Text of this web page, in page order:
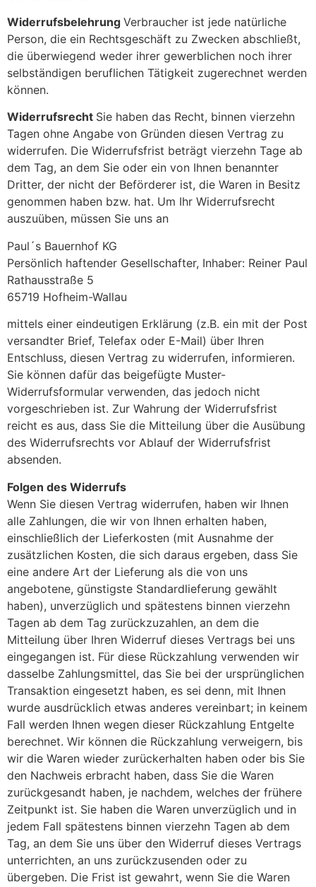
Widerrufsbelehrung Verbraucher ist jede natürliche
Person, die ein Rechtsgeschäft zu Zwecken abschließt,
die überwiegend weder ihrer gewerblichen noch ihrer
selbständigen beruflichen Tätigkeit zugerechnet werden
können.
Widerrufsrecht Sie haben das Recht, binnen vierzehn
Tagen ohne Angabe von Gründen diesen Vertrag zu
widerrufen. Die Widerrufsfrist beträgt vierzehn Tage ab
dem Tag, an dem Sie oder ein von Ihnen benannter
Dritter, der nicht der Beförderer ist, die Waren in Besitz
genommen haben bzw. hat. Um Ihr Widerrufsrecht
auszuüben, müssen Sie uns an
Paul´s Bauernhof KG
Persönlich haftender Gesellschafter, Inhaber: Reiner Paul
Rathausstraße 5
65719 Hofheim-Wallau
mittels einer eindeutigen Erklärung (z.B. ein mit der Post
versandter Brief, Telefax oder E-Mail) über Ihren
Entschluss, diesen Vertrag zu widerrufen, informieren.
Sie können dafür das beigefügte Muster-
Widerrufsformular verwenden, das jedoch nicht
vorgeschrieben ist. Zur Wahrung der Widerrufsfrist
reicht es aus, dass Sie die Mitteilung über die Ausübung
des Widerrufsrechts vor Ablauf der Widerrufsfrist
absenden.
Folgen des Widerrufs
Wenn Sie diesen Vertrag widerrufen, haben wir Ihnen
alle Zahlungen, die wir von Ihnen erhalten haben,
einschließlich der Lieferkosten (mit Ausnahme der
zusätzlichen Kosten, die sich daraus ergeben, dass Sie
eine andere Art der Lieferung als die von uns
angebotene, günstigste Standardlieferung gewählt
haben), unverzüglich und spätestens binnen vierzehn
Tagen ab dem Tag zurückzuzahlen, an dem die
Mitteilung über Ihren Widerruf dieses Vertrags bei uns
eingegangen ist. Für diese Rückzahlung verwenden wir
dasselbe Zahlungsmittel, das Sie bei der ursprünglichen
Transaktion eingesetzt haben, es sei denn, mit Ihnen
wurde ausdrücklich etwas anderes vereinbart; in keinem
Fall werden Ihnen wegen dieser Rückzahlung Entgelte
berechnet. Wir können die Rückzahlung verweigern, bis
wir die Waren wieder zurückerhalten haben oder bis Sie
den Nachweis erbracht haben, dass Sie die Waren
zurückgesandt haben, je nachdem, welches der frühere
Zeitpunkt ist. Sie haben die Waren unverzüglich und in
jedem Fall spätestens binnen vierzehn Tagen ab dem
Tag, an dem Sie uns über den Widerruf dieses Vertrags
unterrichten, an uns zurückzusenden oder zu
übergeben. Die Frist ist gewahrt, wenn Sie die Waren